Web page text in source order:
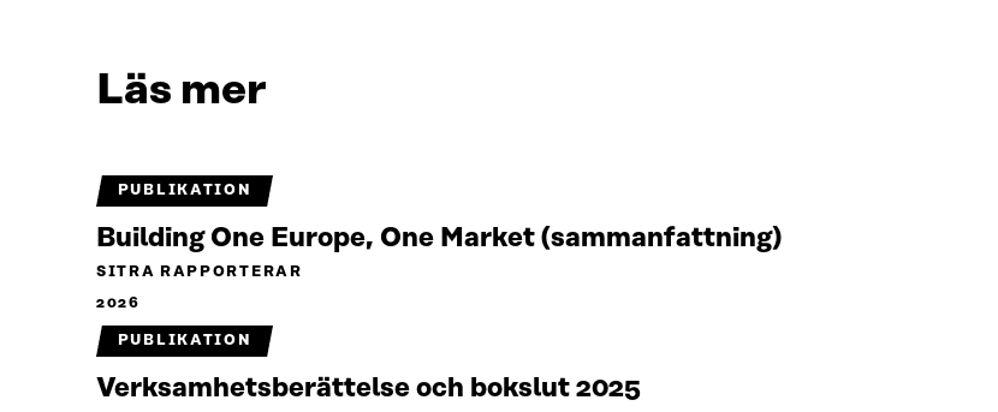
Läs mer
PUBLIKATION
Building One Europe, One Market (sammanfattning)
SITRA RAPPORTERAR
2026
PUBLIKATION
Verksamhetsberättelse och bokslut 2025